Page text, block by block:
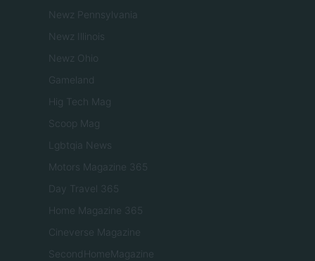
Newz Pennsylvania
Newz Illinois
Newz Ohio
Gameland
Hig Tech Mag
Scoop Mag
Lgbtqia News
Motors Magazine 365
Day Travel 365
Home Magazine 365
Cineverse Magazine
SecondHomeMagazine